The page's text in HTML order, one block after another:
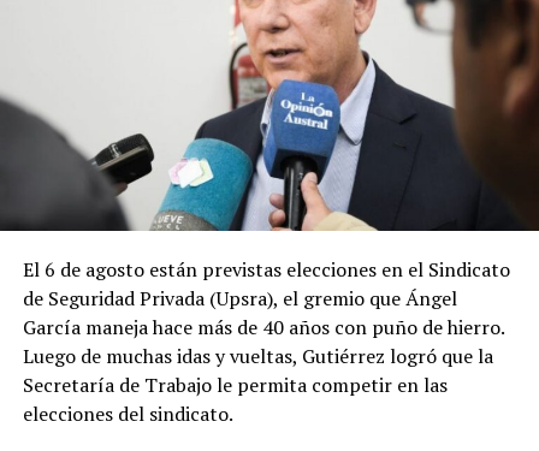
El 6 de agosto están previstas elecciones en el Sindicato
de Seguridad Privada (Upsra), el gremio que Ángel
García maneja hace más de 40 años con puño de hierro.
Luego de muchas idas y vueltas, Gutiérrez logró que la
Secretaría de Trabajo le permita competir en las
elecciones del sindicato.